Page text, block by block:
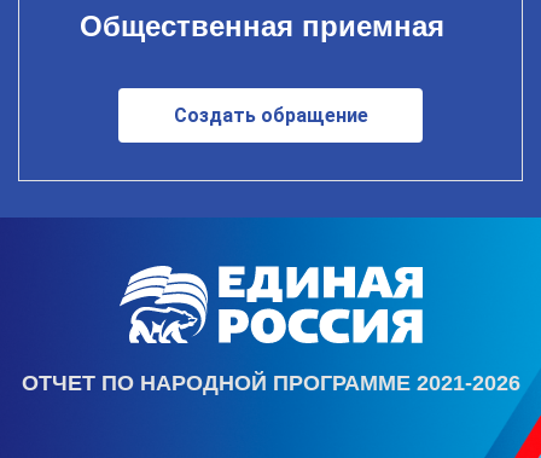
Общественная приемная
Создать обращение
ОТЧЕТ ПО НАРОДНОЙ ПРОГРАММЕ 2021-2026